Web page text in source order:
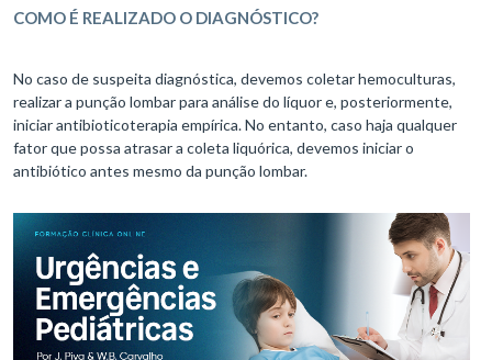
COMO É REALIZADO O DIAGNÓSTICO?
No caso de suspeita diagnóstica, devemos coletar hemoculturas,
realizar a punção lombar para análise do líquor e, posteriormente,
iniciar antibioticoterapia empírica. No entanto, caso haja qualquer
fator que possa atrasar a coleta liquórica, devemos iniciar o
antibiótico antes mesmo da punção lombar.